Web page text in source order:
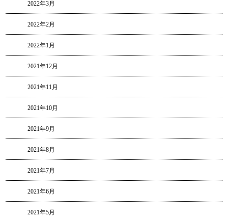
2022年3月
2022年2月
2022年1月
2021年12月
2021年11月
2021年10月
2021年9月
2021年8月
2021年7月
2021年6月
2021年5月